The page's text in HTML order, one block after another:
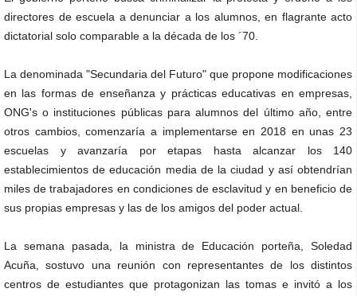
directores de escuela a denunciar a los alumnos, en flagrante acto
dictatorial solo comparable a la década de los ´70.
La denominada "Secundaria del Futuro" que propone modificaciones
en las formas de enseñanza y prácticas educativas en empresas,
ONG's o instituciones públicas para alumnos del último año, entre
otros cambios, comenzaría a implementarse en 2018 en unas 23
escuelas y avanzaría por etapas hasta alcanzar los 140
establecimientos de educación media de la ciudad y así obtendrían
miles de trabajadores en condiciones de esclavitud y en beneficio de
sus propias empresas y las de los amigos del poder actual.
La semana pasada, la ministra de Educación porteña, Soledad
Acuña, sostuvo una reunión con representantes de los distintos
centros de estudiantes que protagonizan las tomas e invitó a los